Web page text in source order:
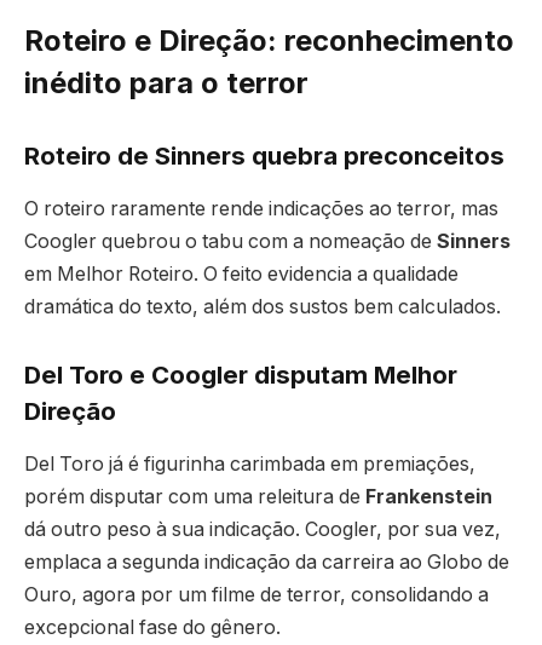
Roteiro e Direção: reconhecimento
inédito para o terror
Roteiro de Sinners quebra preconceitos
O roteiro raramente rende indicações ao terror, mas
Coogler quebrou o tabu com a nomeação de Sinners
em Melhor Roteiro. O feito evidencia a qualidade
dramática do texto, além dos sustos bem calculados.
Del Toro e Coogler disputam Melhor
Direção
Del Toro já é figurinha carimbada em premiações,
porém disputar com uma releitura de Frankenstein
dá outro peso à sua indicação. Coogler, por sua vez,
emplaca a segunda indicação da carreira ao Globo de
Ouro, agora por um filme de terror, consolidando a
excepcional fase do gênero.